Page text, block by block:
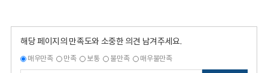
해당 페이지의 만족도와 소중한 의견 남겨주세요.
매우만족 만족 보통 불만족 매우불만족